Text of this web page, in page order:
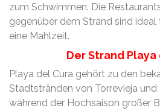
zum Schwimmen. Die
gegenüber dem Strand sind ideal
eine Mahlzeit.
Der Strand Playa
Playa del Cura gehört zu den
Stadtstränden von Torrevieja
während der Hochsaison großer